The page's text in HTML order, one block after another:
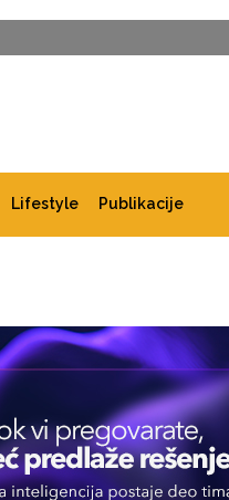
Lifestyle Publikacije